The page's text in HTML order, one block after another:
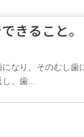
きること。
なり、そのむし
、歯...